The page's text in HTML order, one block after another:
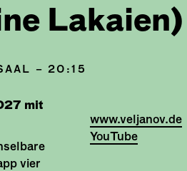
Lakaien)
– 20:15
mit
vier
www.veljanov.de
YouTube